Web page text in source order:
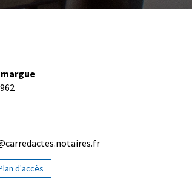
d'accès